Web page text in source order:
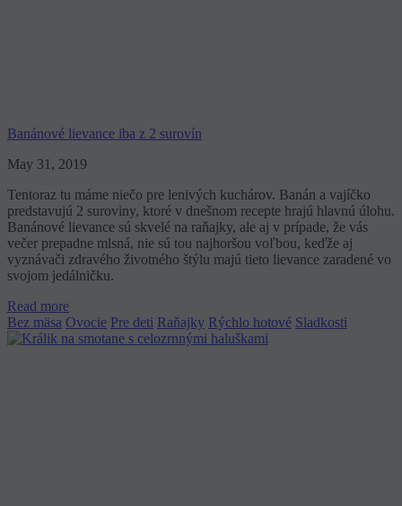
Banánové lievance iba z 2 surovín
May 31, 2019
Tentoraz tu máme niečo pre lenivých kuchárov. Banán a vajíčko
predstavujú 2 suroviny, ktoré v dnešnom recepte hrajú hlavnú úlohu.
Banánové lievance sú skvelé na raňajky, ale aj v prípade, že vás
večer prepadne mlsná, nie sú tou najhoršou voľbou, keďže aj
vyznávači zdravého životného štýlu majú tieto lievance zaradené vo
svojom jedálničku.
Read more
Bez mäsa Ovocie Pre deti Raňajky Rýchlo hotové Sladkosti